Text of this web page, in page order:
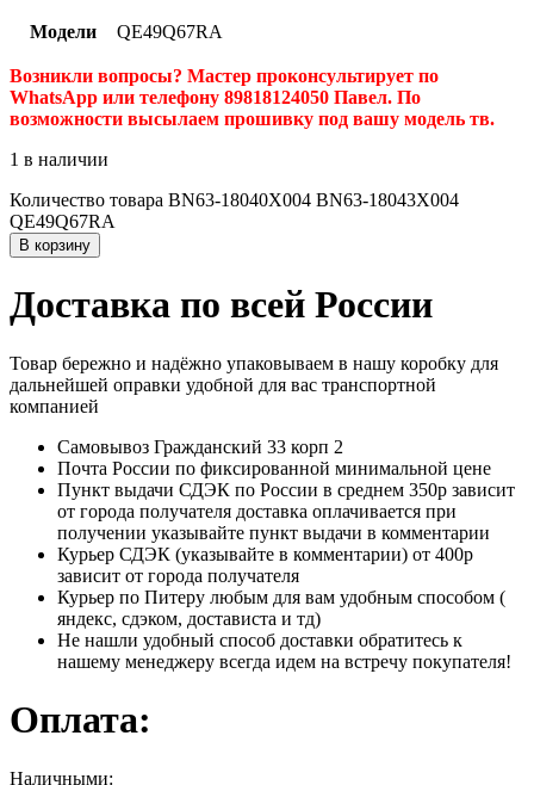
Модели QE49Q67RA
Возникли вопросы? Мастер проконсультирует по
WhatsApp или телефону 89818124050 Павел. По
возможности высылаем прошивку под вашу модель тв.
1 в наличии
Количество товара BN63-18040X004 BN63-18043X004
QE49Q67RA
В корзину
Доставка по всей России
Товар бережно и надёжно упаковываем в нашу коробку для
дальнейшей оправки удобной для вас транспортной
компанией
Самовывоз Гражданский 33 корп 2
Почта России по фиксированной минимальной цене
Пункт выдачи СДЭК по России в среднем 350р зависит
от города получателя доставка оплачивается при
получении указывайте пункт выдачи в комментарии
Курьер СДЭК (указывайте в комментарии) от 400р
зависит от города получателя
Курьер по Питеру любым для вам удобным способом (
яндекс, сдэком, достависта и тд)
Не нашли удобный способ доставки обратитесь к
нашему менеджеру всегда идем на встречу покупателя!
Оплата:
Наличными: